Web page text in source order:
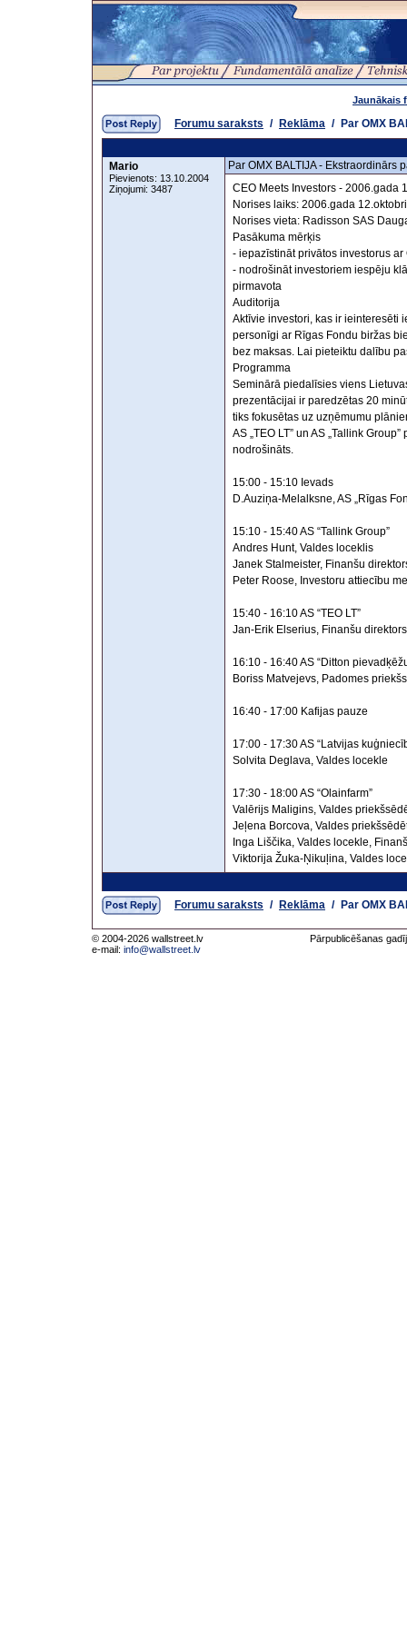
Jaunākais
Forumu saraksts / Reklāma / Par OMX
Mario
Pievienots: 13.10.2004
Ziņojumi: 3487
Par OMX BALTIJA - Ekstraordinārs
CEO Meets Investors - 2006.gada
Norises laiks: 2006.gada
Norises vieta: Radisson SAS
Pasākuma mērķis
- iepazīstināt privātos investorus
- nodrošināt investoriem iespēju
pirmavota
Auditorija
Aktīvie investori, kas ir ieinteresēti
personīgi ar Rīgas Fondu biržas
bez maksas. Lai pieteiktu dalību
Programma
Seminārā piedalīsies viens
prezentācijai ir paredzētas 20
tiks fokusētas uz uzņēmumu
AS „TEO LT” un AS „Tallink
nodrošināts.
15:00 - 15:10 Ievads
D.Auziņa-Melalksne, AS „Rīgas
15:10 - 15:40 AS “Tallink Group”
Andres Hunt, Valdes loceklis
Janek Stalmeister, Finanšu
Peter Roose, Investoru attiecību
15:40 - 16:10 AS “TEO LT”
Jan-Erik Elserius, Finanšu direktors
16:10 - 16:40 AS “Ditton
Boriss Matvejevs, Padomes
16:40 - 17:00 Kafijas pauze
17:00 - 17:30 AS “Latvijas
Solvita Deglava, Valdes locekle
17:30 - 18:00 AS “Olainfarm”
Valērijs Maligins, Valdes
Jeļena Borcova, Valdes
Inga Liščika, Valdes locekle,
Viktorija Žuka-Ņikuļina, Valdes
Forumu saraksts / Reklāma / Par OMX
© 2004-2026 wallstreet.lv
e-mail: info@wallstreet.lv
Pārpublicēšanas